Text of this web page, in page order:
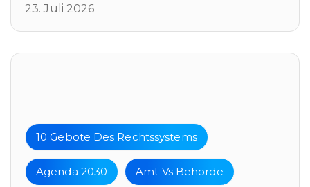
23. Juli 2026
10 Gebote Des Rechtssystems
Agenda 2030 Amt Vs Behörde